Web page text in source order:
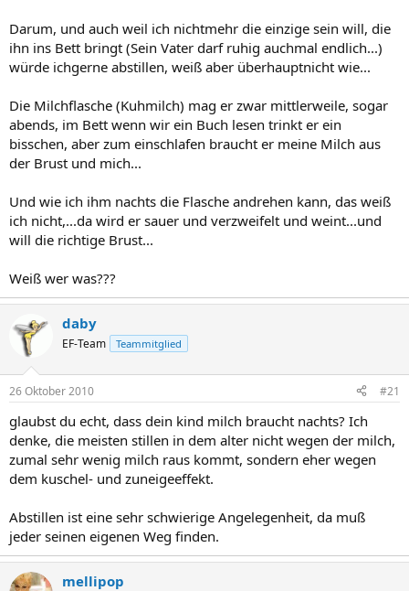
Darum, und auch weil ich nichtmehr die einzige sein will, die
ihn ins Bett bringt (Sein Vater darf ruhig auchmal endlich...)
würde ichgerne abstillen, weiß aber überhauptnicht wie...
Die Milchflasche (Kuhmilch) mag er zwar mittlerweile, sogar
abends, im Bett wenn wir ein Buch lesen trinkt er ein
bisschen, aber zum einschlafen braucht er meine Milch aus
der Brust und mich...
Und wie ich ihm nachts die Flasche andrehen kann, das weiß
ich nicht,...da wird er sauer und verzweifelt und weint...und
will die richtige Brust...
Weiß wer was???
daby
EF-Team Teammitglied
26 Oktober 2010 #21
glaubst du echt, dass dein kind milch braucht nachts? Ich
denke, die meisten stillen in dem alter nicht wegen der milch,
zumal sehr wenig milch raus kommt, sondern eher wegen
dem kuschel- und zuneigeeffekt.
Abstillen ist eine sehr schwierige Angelegenheit, da muß
jeder seinen eigenen Weg finden.
mellipop